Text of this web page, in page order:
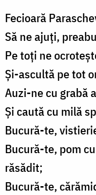
Fecioară
Să ne ajuți,
Pe toți ne
Și-ascultă pe tot
Auzi-ne cu grabă
Și caută cu milă
Bucură-te,
Bucură-te, pom
răsădit;
Bucură-te,